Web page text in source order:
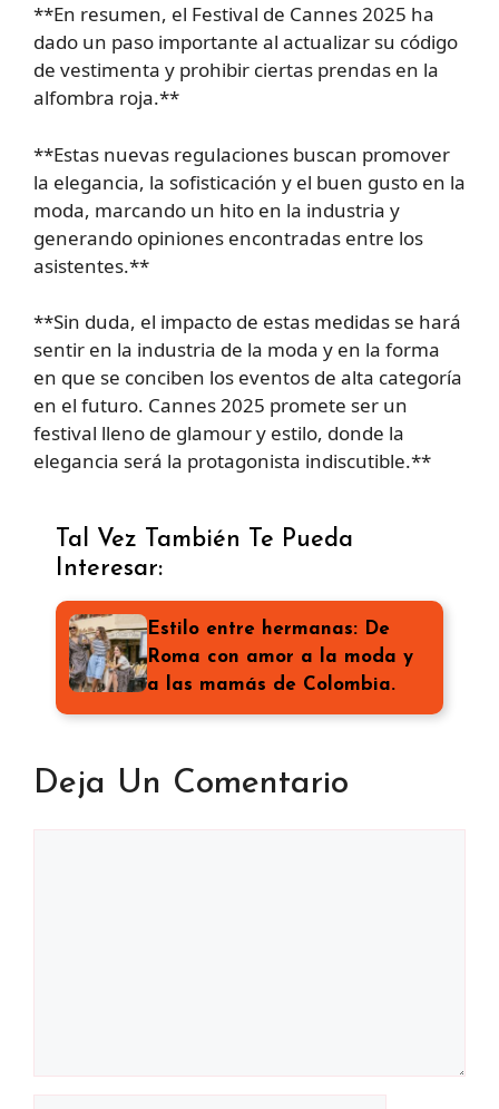
**En resumen, el Festival de Cannes 2025 ha
dado un paso importante al actualizar su código
de vestimenta y prohibir ciertas prendas en la
alfombra roja.**
**Estas nuevas regulaciones buscan promover
la elegancia, la sofisticación y el buen gusto en la
moda, marcando un hito en la industria y
generando opiniones encontradas entre los
asistentes.**
**Sin duda, el impacto de estas medidas se hará
sentir en la industria de la moda y en la forma
en que se conciben los eventos de alta categoría
en el futuro. Cannes 2025 promete ser un
festival lleno de glamour y estilo, donde la
elegancia será la protagonista indiscutible.**
Tal Vez También Te Pueda
Interesar:
Estilo entre hermanas: De
Roma con amor a la moda y
a las mamás de Colombia.
Deja Un Comentario